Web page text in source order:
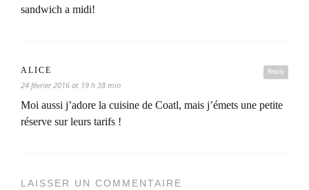
sandwich a midi!
Reply
ALICE
24 février 2016 at 19 h 38 min
Moi aussi j’adore la cuisine de Coatl, mais j’émets une petite
réserve sur leurs tarifs !
LAISSER UN COMMENTAIRE